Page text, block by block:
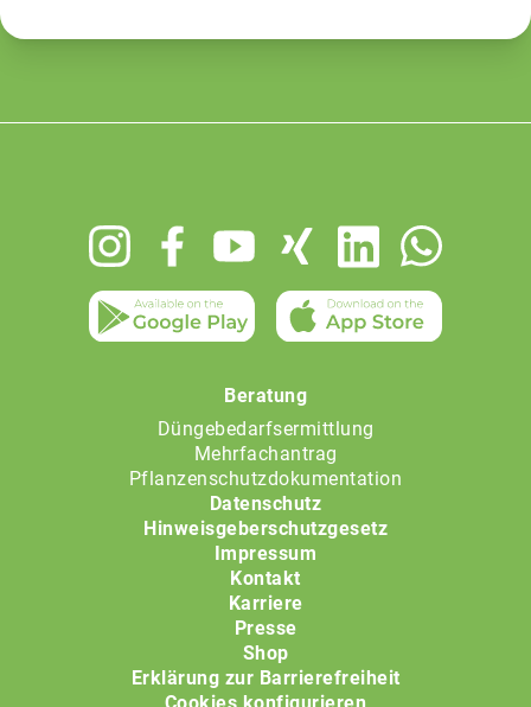
Beratung
Düngebedarfsermittlung
Mehrfachantrag
Pflanzenschutzdokumentation
Datenschutz
Hinweisgeberschutzgesetz
Impressum
Kontakt
Karriere
Presse
Shop
Erklärung zur Barrierefreiheit